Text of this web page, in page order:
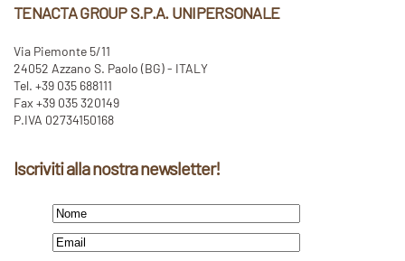
TENACTA GROUP S.P.A. UNIPERSONALE
Via Piemonte 5/11
24052 Azzano S. Paolo (BG) - ITALY
Tel. +39 035 688111
Fax +39 035 320149
P.IVA 02734150168
Iscriviti alla nostra newsletter!